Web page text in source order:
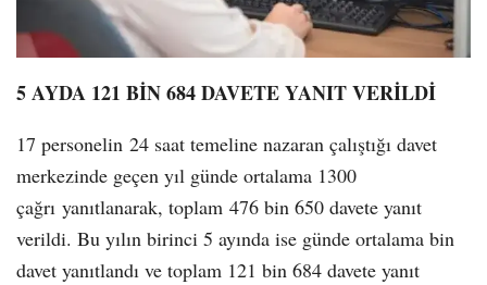
5 AYDA 121 BİN 684 DAVETE YANIT VERİLDİ
17 personelin 24 saat temeline nazaran çalıştığı davet
merkezinde geçen yıl günde ortalama 1300
çağrı yanıtlanarak, toplam 476 bin 650 davete yanıt
verildi. Bu yılın birinci 5 ayında ise günde ortalama bin
davet yanıtlandı ve toplam 121 bin 684 davete yanıt